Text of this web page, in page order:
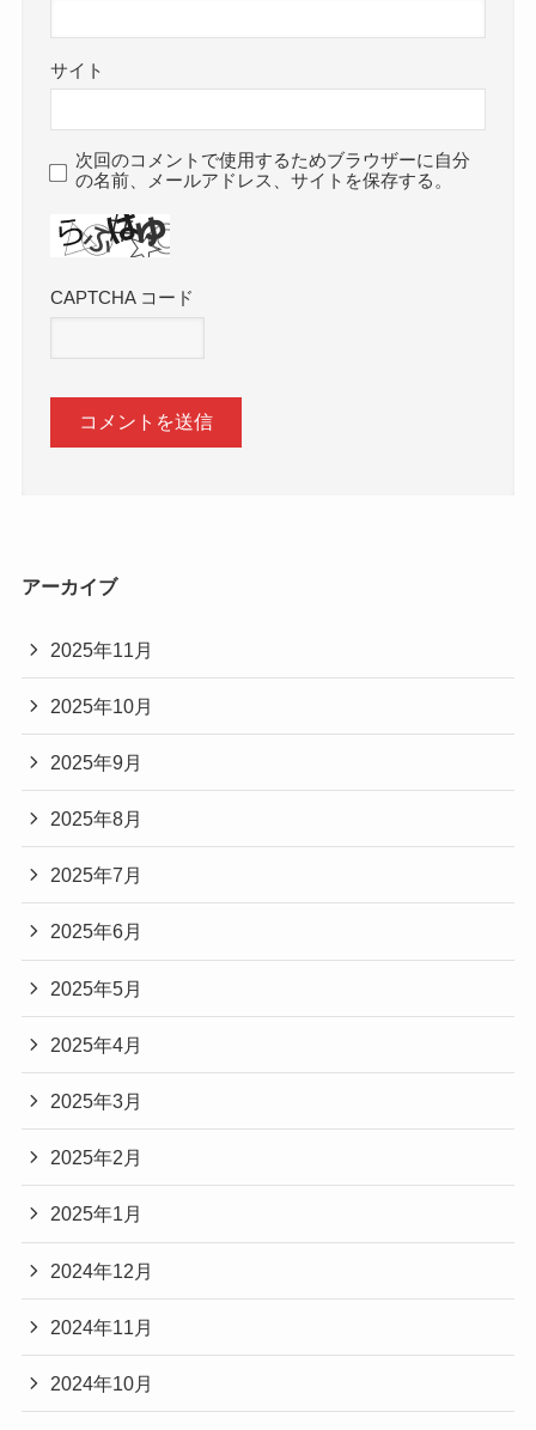
サイト
次回のコメントで使用するためブラウザーに自分
の名前、メールアドレス、サイトを保存する。
CAPTCHA コード
アーカイブ
2025年11月
2025年10月
2025年9月
2025年8月
2025年7月
2025年6月
2025年5月
2025年4月
2025年3月
2025年2月
2025年1月
2024年12月
2024年11月
2024年10月